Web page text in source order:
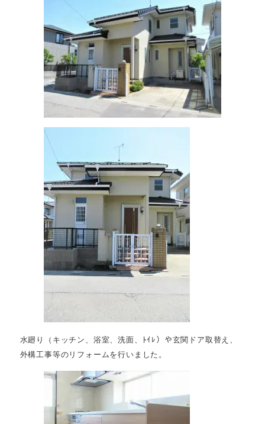
水廻り（キッチン、浴室、洗面、ﾄｲﾚ）や玄関ドア取替え、
外構工事等のリフォームを行いました。